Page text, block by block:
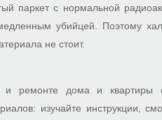
паркет с нормальной
убийцей. Поэтому
не стоит.
и ремонте дома и квартиры
изучайте инструкции,